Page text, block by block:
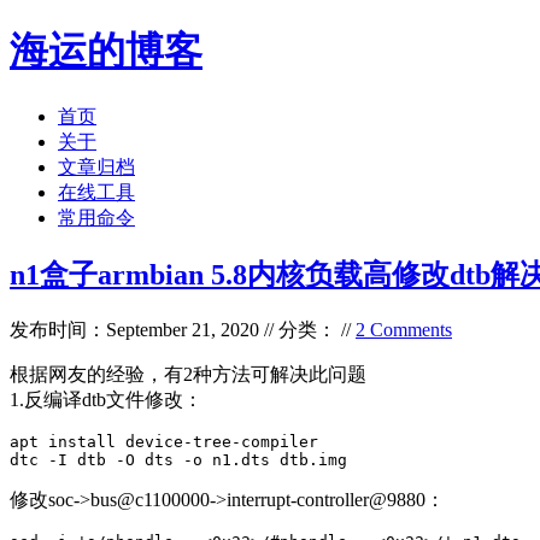
海运的博客
首页
关于
文章归档
在线工具
常用命令
n1盒子armbian 5.8内核负载高修改dtb解
发布时间：September 21, 2020 // 分类： // 2 Comments
根据网友的经验，有2种方法可解决此问题
1.反编译dtb文件修改：
apt install device-tree-compiler
dtc -I dtb -O dts -o n1.dts dtb.img
修改soc->bus@c1100000->interrupt-controller@9880：